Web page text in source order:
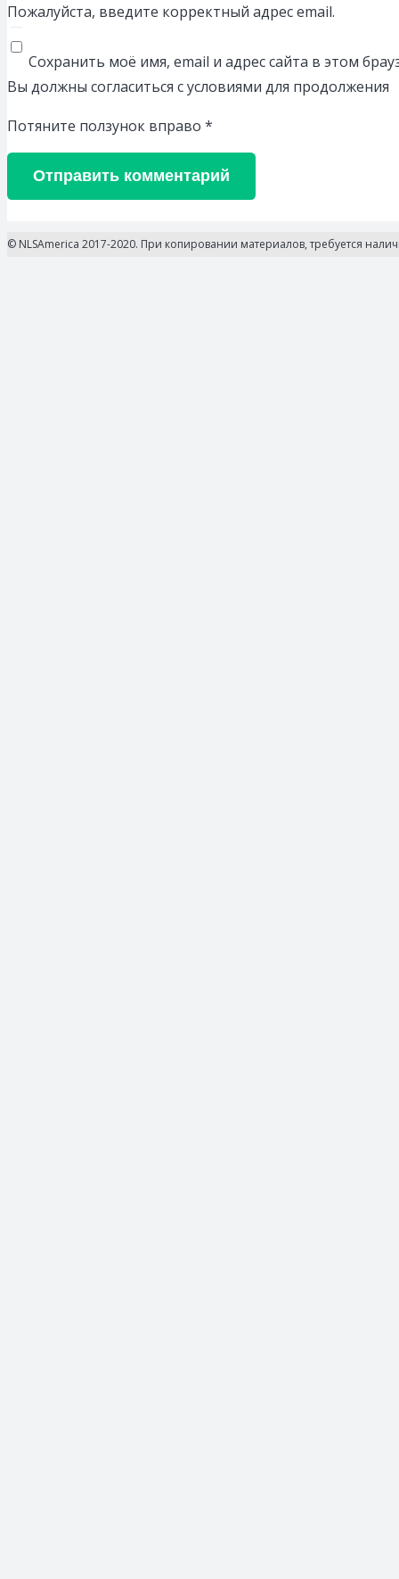
Пожалуйста, введите корректный адрес email.
Сохранить моё имя, email и адрес сайта в этом
Вы должны согласиться с условиями для продолжения
Потяните ползунок вправо *
Отправить комментарий
© NLSAmerica 2017-2020. При копировании материалов, требуется